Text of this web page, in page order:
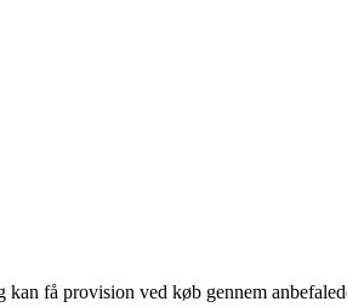
få provision ved køb gennem